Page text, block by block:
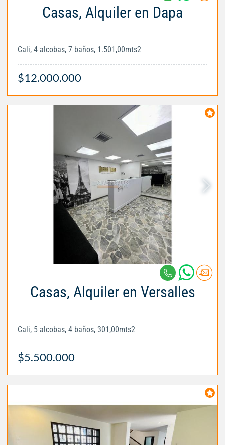
Casas, Alquiler en Dapa
Cali, 4 alcobas, 7 baños, 1.501,00mts2
$12.000.000
Casas, Alquiler en Versalles
Cali, 5 alcobas, 4 baños, 301,00mts2
$5.500.000